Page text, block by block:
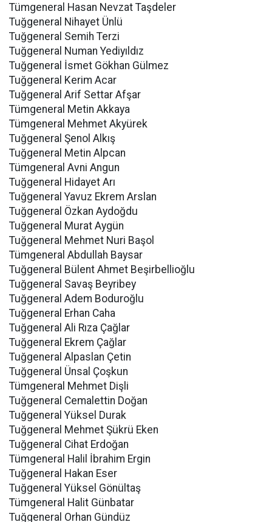
Tümgeneral Hasan Nevzat Taşdeler
Tuğgeneral Nihayet Ünlü
Tuğgeneral Semih Terzi
Tuğgeneral Numan Yediyıldız
Tuğgeneral İsmet Gökhan Gülmez
Tuğgeneral Kerim Acar
Tuğgeneral Arif Settar Afşar
Tümgeneral Metin Akkaya
Tümgeneral Mehmet Akyürek
Tuğgeneral Şenol Alkış
Tuğgeneral Metin Alpcan
Tümgeneral Avni Angun
Tuğgeneral Hidayet Arı
Tuğgeneral Yavuz Ekrem Arslan
Tuğgeneral Özkan Aydoğdu
Tuğgeneral Murat Aygün
Tuğgeneral Mehmet Nuri Başol
Tümgeneral Abdullah Baysar
Tuğgeneral Bülent Ahmet Beşirbellioğlu
Tuğgeneral Savaş Beyribey
Tuğgeneral Adem Boduroğlu
Tuğgeneral Erhan Caha
Tuğgeneral Ali Rıza Çağlar
Tuğgeneral Ekrem Çağlar
Tuğgeneral Alpaslan Çetin
Tuğgeneral Ünsal Çoşkun
Tümgeneral Mehmet Dişli
Tuğgeneral Cemalettin Doğan
Tuğgeneral Yüksel Durak
Tuğgeneral Mehmet Şükrü Eken
Tuğgeneral Cihat Erdoğan
Tümgeneral Halil İbrahim Ergin
Tuğgeneral Hakan Eser
Tuğgeneral Yüksel Gönültaş
Tümgeneral Halit Günbatar
Tuğgeneral Orhan Gündüz